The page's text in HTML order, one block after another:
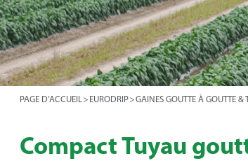
PAGE D’ACCUEIL> EURODRIP>GAINES GOUTTE À GOUTTE &
Compact Tuyau